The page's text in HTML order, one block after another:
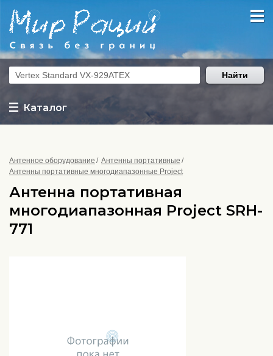
Каталог
Найти
Антенное оборудование
Антенны портативные
Антенны портативные многодиапазонные Project
Антенна портативная
многодиапазонная Project SRH-
771